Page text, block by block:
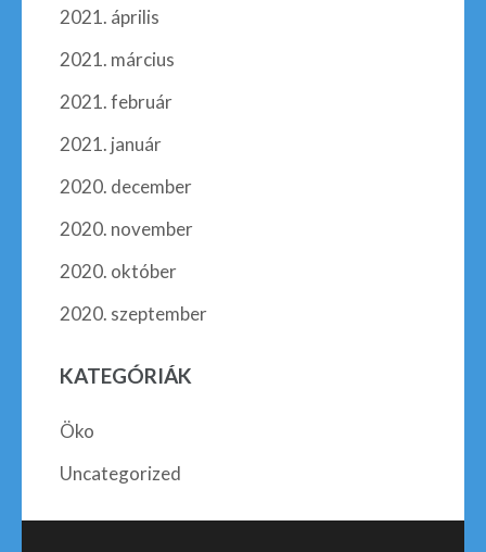
2021. április
2021. március
2021. február
2021. január
2020. december
2020. november
2020. október
2020. szeptember
KATEGÓRIÁK
Öko
Uncategorized